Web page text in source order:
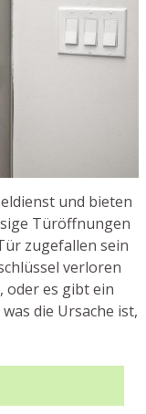
und bieten
Türöffnungen
zugefallen sein
verloren
oder es gibt ein
die Ursache ist,